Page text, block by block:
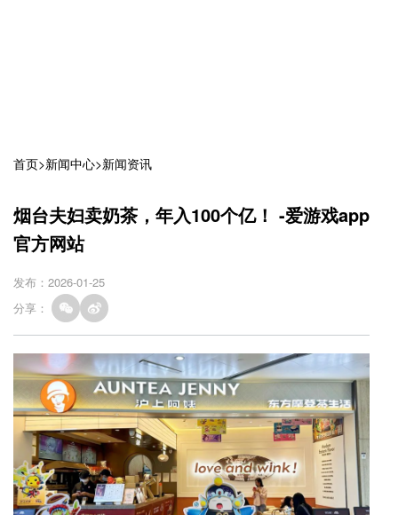
首页>新闻中心>新闻资讯
烟台夫妇卖奶茶，年入100个亿！ -爱游戏app
官方网站
发布：2026-01-25
分享：